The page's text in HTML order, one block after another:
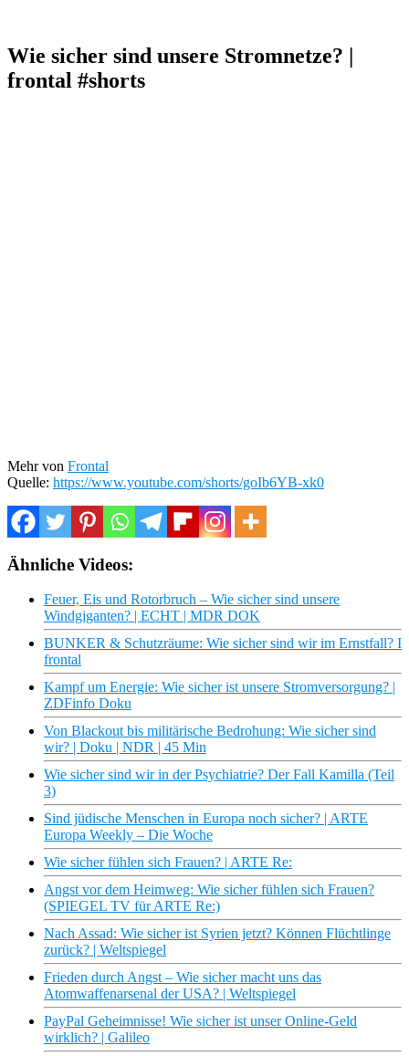
Wie sicher sind unsere Stromnetze? |
frontal #shorts
Mehr von Frontal
Quelle: https://www.youtube.com/shorts/goIb6YB-xk0
Ähnliche Videos:
Feuer, Eis und Rotorbruch – Wie sicher sind unsere
Windgiganten? | ECHT | MDR DOK
BUNKER & Schutzräume: Wie sicher sind wir im Ernstfall? I
frontal
Kampf um Energie: Wie sicher ist unsere Stromversorgung? |
ZDFinfo Doku
Von Blackout bis militärische Bedrohung: Wie sicher sind
wir? | Doku | NDR | 45 Min
Wie sicher sind wir in der Psychiatrie? Der Fall Kamilla (Teil
3)
Sind jüdische Menschen in Europa noch sicher? | ARTE
Europa Weekly – Die Woche
Wie sicher fühlen sich Frauen? | ARTE Re:
Angst vor dem Heimweg: Wie sicher fühlen sich Frauen?
(SPIEGEL TV für ARTE Re:)
Nach Assad: Wie sicher ist Syrien jetzt? Können Flüchtlinge
zurück? | Weltspiegel
Frieden durch Angst – Wie sicher macht uns das
Atomwaffenarsenal der USA? | Weltspiegel
PayPal Geheimnisse! Wie sicher ist unser Online-Geld
wirklich? | Galileo